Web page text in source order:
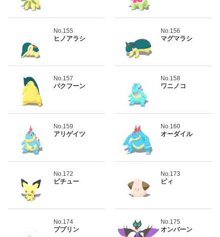
No.155
ヒノアラシ
No.156
マグマラシ
No.157
バクフーン
No.158
ワニノコ
No.159
アリゲイツ
No.160
オーダイル
No.172
ピチュー
No.173
ピィ
No.174
ププリン
No.175
オンバーン